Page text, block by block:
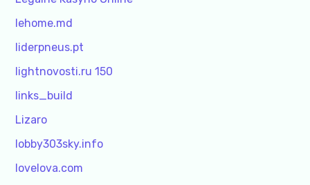
lehome.md
liderpneus.pt
lightnovosti.ru 150
links_build
Lizaro
lobby303sky.info
lovelova.com